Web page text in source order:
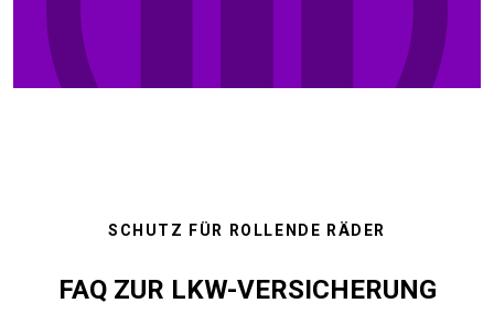
SCHUTZ FÜR ROLLENDE RÄDER
FAQ ZUR LKW-VERSICHERUNG